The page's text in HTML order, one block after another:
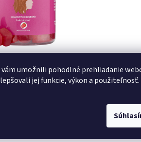
umožnili pohodlné prehliadanie
jej funkcie, výkon a použiteľnosť.